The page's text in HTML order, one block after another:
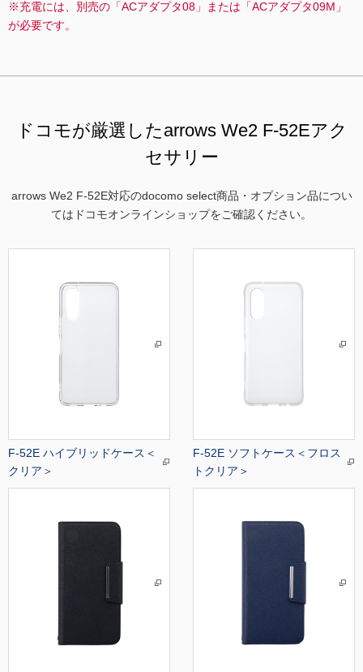
※充電には、別売の「ACアダプタ08」または「ACアダプタ09M」
が必要です。
ドコモが厳選したarrows We2 F-52Eアク
セサリー
arrows We2 F-52E対応のdocomo select商品・オプション品につい
てはドコモオンラインショップをご確認ください。
F-52E ハイブリッドケース＜
クリア＞
F-52E ソフトケース＜フロス
トクリア＞